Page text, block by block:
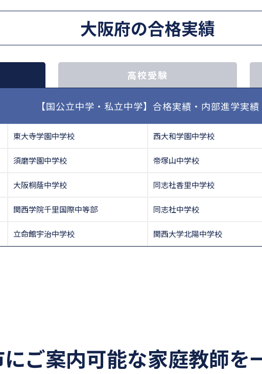
大阪府の合格実績
高校受験
【国公立中学・私立中学】合格実績・内部進学実績
東大寺学園中学校 西大和学園中学校
須磨学園中学校 帝塚山中学校
大阪桐蔭中学校 同志社香里中学校
関西学院千里国際中等部 同志社中学校
立命館宇治中学校 関西大学北陽中学校
ご案内可能な家庭教師を